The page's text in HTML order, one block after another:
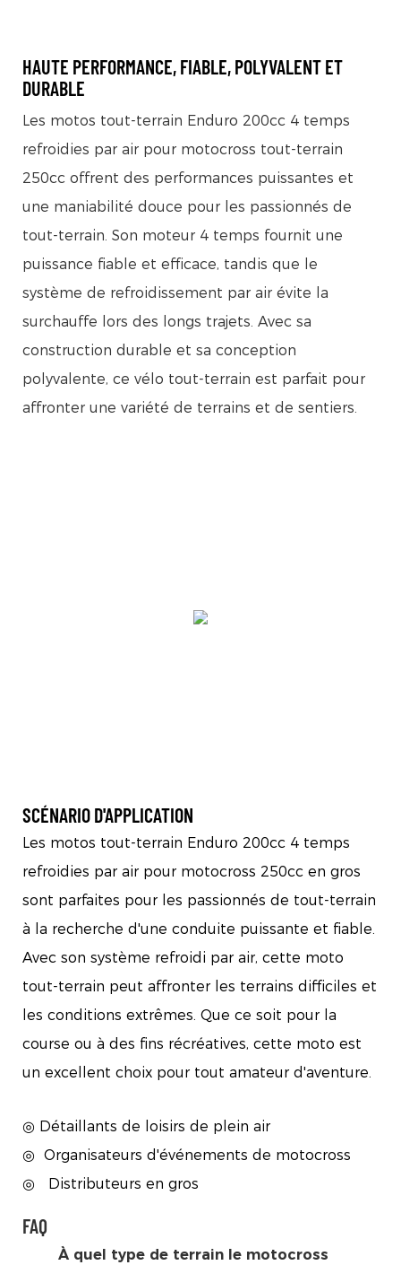
HAUTE PERFORMANCE, FIABLE, POLYVALENT ET
DURABLE
Les motos tout-terrain Enduro 200cc 4 temps
refroidies par air pour motocross tout-terrain
250cc offrent des performances puissantes et
une maniabilité douce pour les passionnés de
tout-terrain. Son moteur 4 temps fournit une
puissance fiable et efficace, tandis que le
système de refroidissement par air évite la
surchauffe lors des longs trajets. Avec sa
construction durable et sa conception
polyvalente, ce vélo tout-terrain est parfait pour
affronter une variété de terrains et de sentiers.
SCÉNARIO D'APPLICATION
Les motos tout-terrain Enduro 200cc 4 temps
refroidies par air pour motocross 250cc en gros
sont parfaites pour les passionnés de tout-terrain
à la recherche d'une conduite puissante et fiable.
Avec son système refroidi par air, cette moto
tout-terrain peut affronter les terrains difficiles et
les conditions extrêmes. Que ce soit pour la
course ou à des fins récréatives, cette moto est
un excellent choix pour tout amateur d'aventure.
◎ Détaillants de loisirs de plein air
◎ Organisateurs d'événements de motocross
◎
Distributeurs en gros
FAQ
À quel type de terrain le motocross